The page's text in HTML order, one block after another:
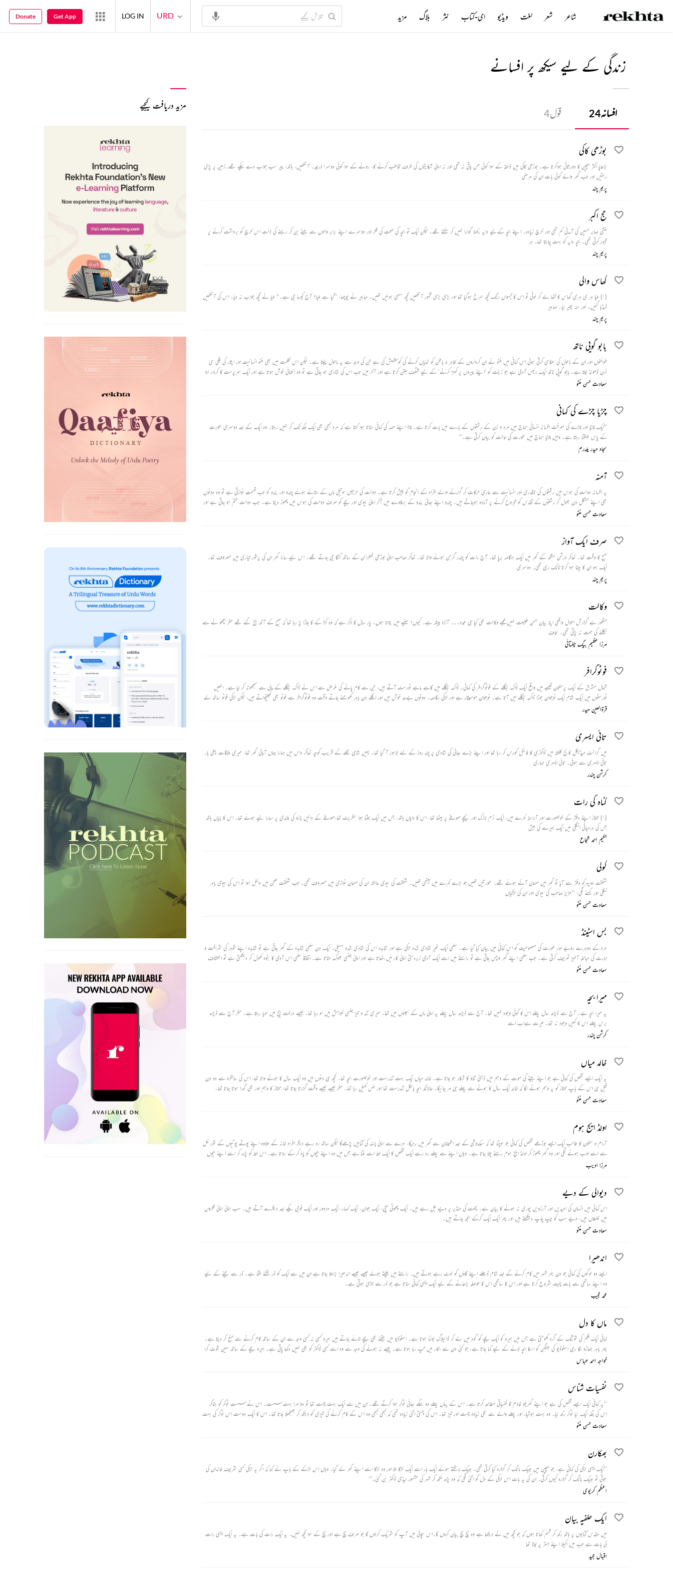
زندگی کے لیے سیکھ پر افسانے
افسانہ24 قول4
بوڑھی کاکی
بڑھاپا اکثر بچپن کا دورِثانی ہواکرتا ہے۔ بوڑھی کاکی میں ذائقہ کے سوا کوئی حس باقی نہ تھی اور نہ اپنی شکایتوں کی طرف مخاطب کرنے کا، رونے کے سوا کوئی دوسرا ذریعہ۔ آنکھیں، ہاتھ، پیر سب جواب دے چکے تھے۔زمین پر پڑی
رہتیں اور جب گھر والے کوئی بات ان کی مرضی
پریم چند
حج اکبر
منشی صابر حسین کی آمدنی کم تھی اور خرچ زیادہ۔ اپنے بچہ کےلیے دایہ رکھنا گوارا نہیں کر سکتے تھے۔ لیکن ایک تو بچہ کی صحت کی فکر اور دوسرے اپنے برابر والوں سے ہیٹے بن کر رہنے کی ذلت اس خرچ کو برداشت کرنے پر
مجبور کرتی تھی۔ بچہ دایہ کو بہت چاہتا تھا۔ ہر
پریم چند
گھاس والی
(۱) ملیا ہر ی ہری گھاس کا گٹھا لے کر لوٹی تو اس کا گیہواں رنگ کچھ سرخ ہوگیا تھا اور بڑی بڑی مخمور آنکھیں کچھ سہمی ہوئیں تھیں۔ مہابیر نے پوچھا، ’’کیا ہے ملیا؟ آج کیسا جی ہے۔‘‘ ملیا نے کچھ جواب نہ دیا۔ اس کی آنکھیں
ڈبڈبا گئیں۔ اور منہ پھیر لیا۔ مہابیر
پریم چند
بابو گوپی ناتھ
طوائفوں اور ان کے ماحول کی عکاسی کرتی ہوئی اس کہانی میں منٹو نے ان کرداروں کے ظاہر و باطن کو نمایاں کرنے کی کوشش کی ہے جن کی وجہ سے یہ ماحول پنپتا ہے۔ لیکن اس ظلمت میں بھی منٹو انسانیت اور ایثار کی ہلکی سی
کرن ڈھونڈ لیتا ہے۔ بابو گوپی ناتھ ایک رئیس آدمی ہے جو زینت کو ’اپنے پیروں پر کھڑا کرنے‘ کے لیے مختلف جتن کرتا ہے اور آخر میں جب اس کی شادی ہو جاتی ہے تو وہ انتہائی خوش ہوتا ہے اور ایک سرپرست کا کردار ادا
کرتا ہے۔
سعادت حسن منٹو
چڑیا چڑے کی کہانی
’’ایک چڑیا اور چڑے کی معرفت افسانہ انسانی سماج میں مرد و زن کے رشتوں کے بارے میں بات کرتا ہے۔ چڑا اپنے حصہ کی کہانی سناتا ہوا کہتا ہے کہ مرد کبھی بھی ایک جگہ ٹک کر نہیں رہتا۔ وہ ایک کے بعد دوسری عورت
کے پاس بھٹکتا رہتا ہے۔ وہیں چڑیا سماج میں عورت کی حالت کو بیان کرتی ہے۔‘‘
سجاد حیدر یلدرم
آمنہ
یہ افسانہ دولت کی ہوس میں رشتوں کی ناقدری اور انسانیت سے عاری حرکات کر گزرنے والے افراد کے انجام کو پیش کرتا ہے۔ دولت کی حریص سوتیلی ماں کے ستائے ہوئے چندو اور بندو کو جب قسمت نوازتی ہے تو وہ دونوں
بھی اپنے مشکل دن بھول کر رشتوں کے تقدس کو مجروح کرنے پر آمادہ ہوجاتے ہیں۔ چندو اپنے بھائی بندو کے بہکاوے میں آکر اپنی بیوی اور بچے کو صرف دولت کی ہوس میں چھوڑ دیتا ہے۔ جب دولت ختم ہو جاتی ہے اور
نشہ اترتا ہے تو وہ اپنی بیوی کے پاس واپس جاتا ہے۔ اس کا بیٹا اسے اسی دریا کے پاس لے جاتا ہے جہاں چندو کی سوتیلی ماں نے ڈوبنے کے لیے ان دونوں بھائیوں کو چھوڑا تھا اور بتاتا ہے کہ یہاں پر ہے میری ماں۔۔۔
سعادت حسن منٹو
صرف ایک آواز
صبح کا وقت تھا۔ ٹھاکر درشن سنگھ کے گھر میں ایک ہنگامہ برپا تھا۔ آج رات کو چندر گرہن ہونے والا تھا۔ ٹھاکر صاحب اپنی بوڑھی ٹھکرائن کے ساتھ گنگا جی جاتے تھے۔ اس لیے سارا گھر ان کی پرشور تیاری میں مصروف تھا۔
ایک بہو ان کا پھٹا ہوا کرتا ٹانک رہی تھی۔ دوسری
پریم چند
وکالت
منظور ہے گزارش احوال واقعی اپنا بیان حسن طبیعت نہیں مجھے وکالت بھی کیا ہی عمدہ۔۔۔ آزاد پیشہ ہے۔ کیوں؟ سنیے میں بتاتا ہوں۔ پار سال کا ذکر ہے کہ وہ کڑا کے کا جاڑا پڑ رہا تھا کہ صبح کے آٹھ بج گئے تھے مگر بچھو نے سے
نکلنے کی ہمت نہ پڑتی تھی۔ لحاف
مرزا عظیم بیگ چغتائی
فوٹوگرافر
شمال مشرق کے ایک پرسکون قصبے میں واقع ایک ڈاک بنگلے کے فوٹوگرافر کی کہانی۔ ڈاک بنگلے میں گاہے ماہے ٹورسٹ آتے ہیں، جن سے کام پانے کی غرض سے اس نے ڈاک بنگلے کے مالی سے سمجھوتہ کر لیا ہے۔ انھیں
ٹورسٹوں میں ایک شام ایک نوجوان جوڑا ڈاک بنگلے میں آتا ہے۔ نوجوان موسیقار ہے اور لڑکی رقاصہ۔ دونوں بےحد خوش ہیں اور اگلے دن باہر گھومنے جاتے وقت وہ فوٹوگرافر سے فوٹو بھی کھینچواتے ہیں، لیکن لڑکی فوٹو ساتھ لے
جانا بھول جاتی ہے۔ پندرہ سال بعد اتفاق سے لڑکی پھر اسی ڈاک بنگلے میں آتی ہے اور فوٹو گرافر کو وہاں پا کر حیران ہوتی ہے۔ فوٹو گرافر بھی اسے پہچان لیتا ہے اور اسکے ساتھی کے بارے میں پوچھتا ہے۔ ساتھی جو زندگی کی رفتار
قرۃالعین حیدر
تائی ایسری
میں گرانٹ میڈیکل کالج کلکتہ میں ڈاکٹری کا فائنل کورس کر رہا تھا اور اپنے بڑے بھائی کی شادی پر چند روز کے لئے لاہور آ گیا تھا۔ یہیں شاہی محلے کے قریب کوچہ ٹھاکر داس میں ہمارا جہاں آبائی گھر تھا، میری ملاقات پہلی بار
تائی ایسری سے ہوئی۔ تائی ایسری ہماری
کرشن چندر
گناہ کی رات
(۱) ممتاز اپنے دفتر کے خوبصورت اور آراستہ کمرے میں، ایک نرم نازک اور نیچے صوفے پر بیٹھا تھا، اس کا دایاں ہاتھ، جس میں ایک جلتا ہوا سگریٹ تھا،صوفے کے دائیں بازو کی بلندی پر سہارا لیے ہوئے تھا۔ اس کا بایاں ہاتھ
جس کی درمیانی انگلی میں ایک ہیرے کی بیش
حکیم احمد شجاع
گولی
شفقت دوپہرکو دفتر سے آیا تو گھر میں مہمان آئے ہوئے تھے۔ عورتیں تھیں جو بڑے کمرے میں بیٹھی تھیں۔ شفقت کی بیوی عائشہ ان کی مہمان نوازی میں مصروف تھی۔ جب شفقت صحن میں داخل ہوا تو اس کی بیوی باہر
نکلی اور کہنے لگی، ’’عزیز صاحب کی بیوی اور ان کی لڑکیاں
سعادت حسن منٹو
بس اسٹینڈ
مرد کے دوہرے رویے اور عورت کی معصومیت کو اس کہانی میں بیان کیا گیا ہے۔ سلمی ایک غیر شادی شدہ لڑکی ہے اور شاہدہ اس کی شادی شدہ سہیلی۔ ایک دن سلمی شاہدہ کے گھر جاتی ہے تو شاہدہ اپنے شوہر کی شرافت و
امارت کی مبالغہ آمیز تعریف کرتی ہے۔ جب سلمی اپنے گھر واپس جاتی ہے تو راستے میں اسے ایک آدمی زبردستی اپنی کار میں بٹھاتا ہے اور اپنی جنسی بھوک مٹاتا ہے۔ اتفاقاً سلمی اس آدمی کا بٹوہ کھول کر دیکھتی ہے تو انکشاف
ہوتا ہے کہ وہ شاہدہ کا شوہر ہے۔
سعادت حسن منٹو
میرا بچہ
یہ میرا بچہ ہے۔ آج سے ڈیڑھ سال پہلے اس کا کوئی وجود نہیں تھا۔ آج سے ڈیڑھ سال پہلے یہ اپنی ماں کے سپنوں میں تھا۔ میری تند و تیز جنسی خواہش میں سو رہا تھا۔ جیسے درخت بیج میں سویا رہتا ہے۔ مگر آج سے ڈیڑھ
برس پہلے اس کا کہیں وجود نہ تھا۔ حیرت ہےاب اسے
کرشن چندر
خالد میاں
یہ ایک ایسے شخص کی کہانی ہے جو اپنے بیٹے کی موت کے وہم میں ذہنی تناؤ کا شکار ہو جاتا ہے۔ خالد میاں ایک بہت تندرست اور خوبصورت بچہ تھا۔ کچھ ہی دنوں میں وہ ایک سال کا ہونے والا تھا، اس کی سالگرہ سے دو دن
قبل ہی اس کے باپ ممتاز کو یہ وہم ہونے لگا کہ خالد ایک سال کا ہونے سے پہلے ہی مر جائیگا۔ حالانکہ بچہ بالکل تندرست تھا اور ہنس کھیل رہا تھا۔ مگر جیسے جیسے وقت گزرتا جاتا تھا، ممتاز کا وہم اور بھی گہرا ہوتا جاتا تھا۔
سعادت حسن منٹو
اولڈ ایج ہوم
آرام و سکون کا طالب ایک ایسے بوڑھے شخص کی کہانی جو سوچتا تھا کہ سبکدوشی کے بعد اطمینان سے گھر میں رہیگا، مزے سے اپنی پسند کی کتابیں پڑھےگا لیکن ساتھ رہ رہے دیگر افراد خانہ کے علاوہ اپنے پوتے پوتیوں کے شور غل
سے اسے اوب ہونے لگی اور وہ گھر چھوڑ کر اولڈ ایج ہوم رہنے چلا جاتا ہے۔ وہاں اپنے سے پہلے رہ رہے ایک شخص کا ایک خط اسے ملتا ہے جس میں وہ اپنے بچوں کو یاد کر کے روتا ہے۔ اس خط کو پڑھ کر اسے اپنے بچوں
کی یاد آتی ہے اور وہ واپس گھر لوٹ جاتا ہے۔
مرزا ادیب
دیوالی کے دیے
اس کہانی میں انسان کی امیدیں اور آرزویں پوری نہ ہونے کا بیان ہے۔ چھت کی منڈیر پر دیے جل رہے ہیں۔ ایک چھوٹی بچی، ایک جوان، ایک کمہار، ایک مزدور اور ایک فوجی یکے بعد دیگرے آتے ہیں۔ سب اپنی اپنی فکروں
میں غلطاں ہیں، دیے سب کو چپ چاپ دیکھتے ہیں اور پھر ایک ایک کرکے بجھ جاتے ہیں۔
سعادت حسن منٹو
اندھیرا
ایسے دو لوگوں کی کہانی جو دن بھر شہر میں کام کرنے کے بعد شام ڈھلے اپنے گاؤں کو لوٹ رہے ہوتے ہیں۔ راستے میں چلتے ہوئے جیسے جیسے اندھیرا بڑھتا جاتا ہے ان میں سے ایک کو ڈر لگنے لگتا ہے۔ ڈر سے بچنے کے لیے
وہ اپنے ساتھی سے بات چیت شروع کرتا ہے اور اس کا ساتھی اس کا حوصلہ بڑھانے کے لیے ایک ایسی کہانی سناتا ہے جو ڈر سے جڑی ہوتی ہے۔
محمد مجیب
ماں کا دل
کہانی ایک فلم کی شوٹنگ کے گرد گھومتی ہے جس میں ہیرو کو ایک بچے کو گود میں لے کر ڈائیلاگ بولنا ہوتا ہے۔ اسٹوڈیو میں جتنے بھی بچے لائے جاتے ہیں ہیرو کسی نہ کسی وجہ سے ان کے ساتھ کام کرنے سے منع کر دیتا ہے۔
پھر باہر جھاڑو لگا رہی اسٹوڈیو کی بھنگن کو اسکا بچہ لانے کے لیے کہا جاتا ہے، جو کئی دن سے بخار میں تپ رہا ہوتا ہے۔ پیسے نہ ہونے کی وجہ سے وہ اسے کسی ڈاکٹر کو بھی نہیں دکھا پاتی ہے۔ ہیرو بچے کے ساتھ سین شوٹ کرا
دیتا ہے۔ بھنگن اسٹودیو سے پیسے لے کر جب ڈاکٹر کے پاس جاتی ہے تب تک بچہ مر چکا ہوتا ہے۔
خواجہ احمد عباس
نفسیات شناس
’’یہ کہانی ایک ایسے شخص کی ہے جو اپنے گھریلو خادم کا نفسیاتی مطالعہ کرتا ہے۔ اس کے یہاں پہلے دو سگے بھائی نوکر ہوا کرتے تھے۔ ان میں سے ایک بہت چست تھا تو دوسرا بہت سست۔ اس نے سست نوکر کو ہٹاکر
اس کی جگہ ایک نیا نوکر رکھ لیا۔ وہ بہت ہوشیار اور پہلے والے سے بھی زیادہ چست اور تیز تھا۔ اس کی چستی اتنی زیادہ تھی کہ کبھی کبھی وہ اس کے کام کرنے کی تیزی کو دیکھ کر جھنجھلا جاتا تھا۔ اس کا ایک دوست اس نوکر کی بہت
تعریف کیا کرتا تھا۔ اس سے متاثر ہو کر ایک روز اس نے نوکر کی حرکتوں کا نفسیاتی مطالعہ کرنے کا ارداہ کیا اور ۔۔۔ پھر‘‘
سعادت حسن منٹو
بھکارن
’’ایک ایسی لڑکی کی کہانی ہے، جو بچپن میں بھیک مانگ کر گزارہ کیا کرتی تھی۔ بھیک مانگتے ہوئے ایک بار اسے ایک لڑکا ملا اور وہ لڑکا اسے اپنے گھر لے گیا۔ وہاں اس لڑکے کے باپ نے کہا کہ اگر یہ لڑکی کسی شریف خاندان کی
ہوتی تو بھیک مانگ کر گزارہ کیوں کرتی۔ ان کی یہ بات اس لڑکی کے دل کو اتنی لگی کہ وہ پڑھ لکھ کر شہر کی مشہور لیڈی ڈاکٹر بن گئی۔‘‘
اعظم کریوی
ایک حلفیہ بیان
میں مقدس کتابوں پر ہاتھ رکھ کر قسم کھاتا ہوں کہ جو کچھ میں نے دیکھا ہے وہ سچ سچ بیان کروں گا۔اس سچائی میں آپ کو شریک کرلوں گا جو صرف سچ ہے اور سچ کے سوا کچھ نہیں۔ یہ ایک رات کی بات ہے۔ یہ ایک ایسی رات
کی بات ہے جب میں اکیلا اپنے بستر پر لیٹا تھا
اقبال مجید
مزید دریافت کیجیے
شاعر شعر لغت ویڈیو ای-کتاب نثر بلاگ مزید URD
LOG IN
Get App
Donate